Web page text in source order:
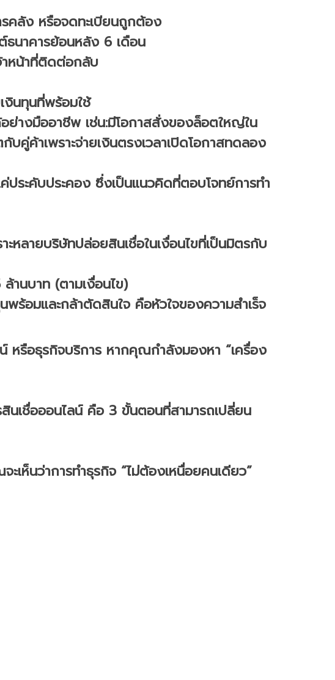
คลัง หรือจดทะเบียนถูกต้อง
ธนาคารย้อนหลัง 6 เดือน
าหน้าที่ติดต่อกลับ
งินทุนที่พร้อมใช้
ย่างมืออาชีพ เช่น:มีโอกาสสั่งของล็อตใหญ่ใน
คู่ค้าเพราะจ่ายเงินตรงเวลาเปิดโอกาสทดลอง
ค่ประคับประคอง ซึ่งเป็นแนวคิดที่ตอบโจทย์การทำ
หลายบริษัทปล่อยสินเชื่อในเงื่อนไขที่เป็นมิตรกับ
านบาท (ตามเงื่อนไข)
ร้อมและกล้าตัดสินใจ คือหัวใจของความสำเร็จ
หรือธุรกิจบริการ หากคุณกำลังมองหา “เครื่อง
นเชื่อออนไลน์ คือ 3 ขั้นตอนที่สามารถเปลี่ยน
เห็นว่าการทำธุรกิจ “ไม่ต้องเหนื่อยคนเดียว”